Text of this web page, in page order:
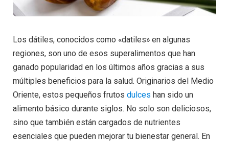
Los dátiles, conocidos como «datiles» en algunas
regiones, son uno de esos superalimentos que han
ganado popularidad en los últimos años gracias a sus
múltiples beneficios para la salud. Originarios del Medio
Oriente, estos pequeños frutos dulces han sido un
alimento básico durante siglos. No solo son deliciosos,
sino que también están cargados de nutrientes
esenciales que pueden mejorar tu bienestar general. En